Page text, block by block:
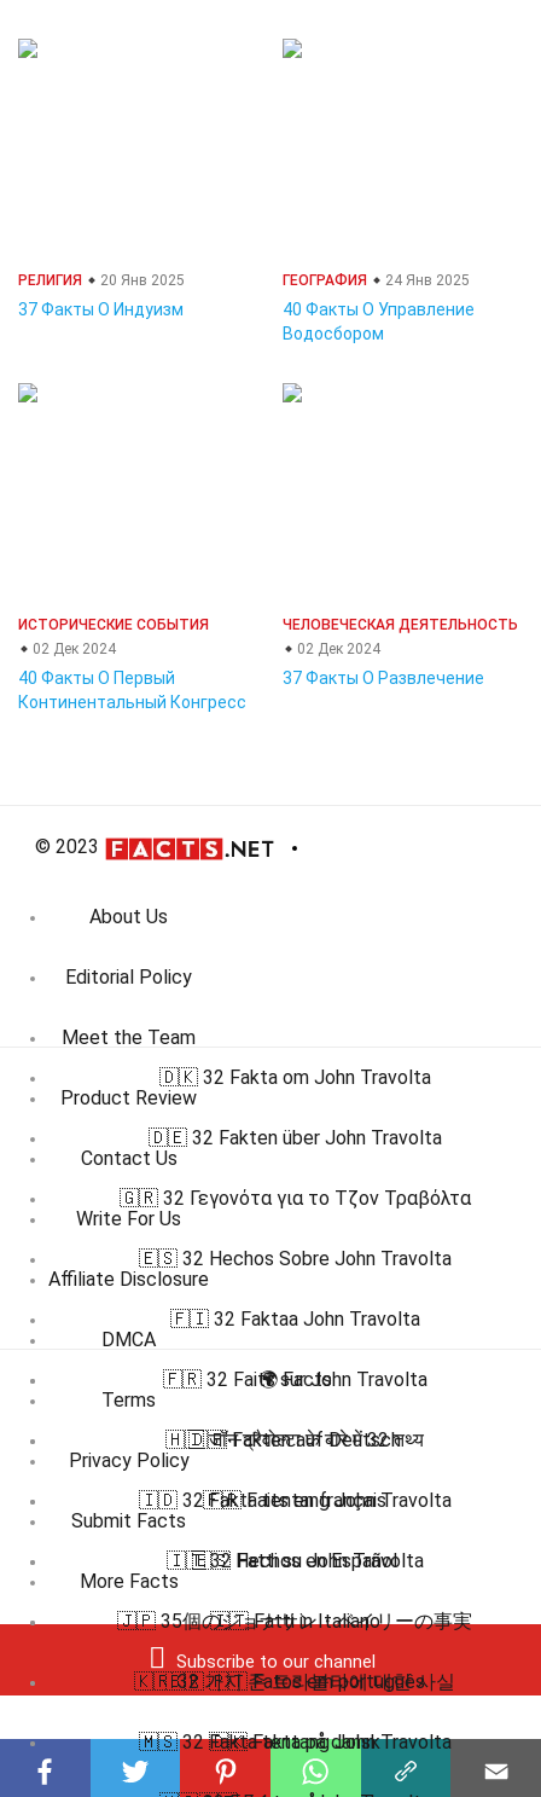
РЕЛИГИЯ 20 Янв 2025
37 Факты О Индуизм
ГЕОГРАФИЯ 24 Янв 2025
40 Факты О Управление
Водосбором
ИСТОРИЧЕСКИЕ СОБЫТИЯ
02 Дек 2024
40 Факты О Первый
Континентальный Конгресс
ЧЕЛОВЕЧЕСКАЯ ДЕЯТЕЛЬНОСТЬ
02 Дек 2024
37 Факты О Развлечение
© 2023
About Us
Editorial Policy
Meet the Team
Product Review
Contact Us
Write For Us
Affiliate Disclosure
DMCA
Terms
Privacy Policy
Submit Facts
More Facts
Subscribe to our channel
🇩🇰 32 Fakta om John Travolta
🇩🇪 32 Fakten über John Travolta
🇬🇷 32 Γεγονότα για το Τζον Τραβόλτα
🇪🇸 32 Hechos Sobre John Travolta
🇫🇮 32 Faktaa John Travolta
🇫🇷 32 Faits sur John Travolta
🇭🇮 जॉन ट्रैवोल्टा के बारे में 32 तथ्य
🇮🇩 32 Fakta tentang John Travolta
🇮🇹 32 Fatti su John Travolta
🇯🇵 35個のジョナサン・ベイリーの事実
🇰🇷 32 가지 존 트라볼타에 대한 사실
🇲🇸 32 Fakta tentang John Travolta
🌍 Facts
🇩🇪 Fakten auf Deutsch
🇫🇷 Faits en français
🇪🇸 Hechos en Español
🇮🇹 Fatti in Italiano
🇧🇷 🇵🇹 Fatos em português
🇩🇰 Fakta på dansk